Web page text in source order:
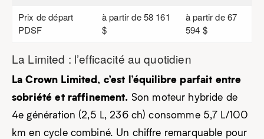
Prix de départ
PDSF
à partir de 58 161
$
à partir de 67
594 $
La Limited : l’efficacité au quotidien
La Crown Limited, c’est l’équilibre parfait entre
sobriété et raffinement. Son moteur hybride de
4e génération (2,5 L, 236 ch) consomme 5,7 L/100
km en cycle combiné. Un chiffre remarquable pour